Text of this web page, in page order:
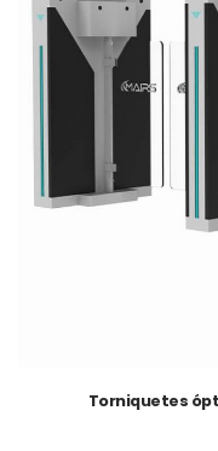
Torniquetes